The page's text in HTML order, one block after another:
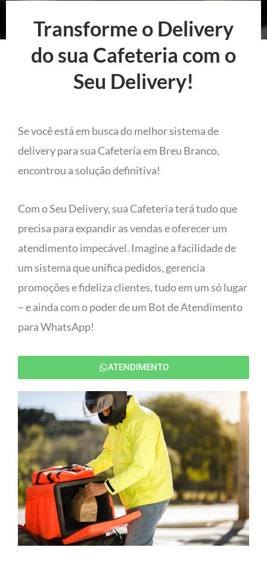
Transforme o Delivery
do sua Cafeteria com o
Seu Delivery!
Se você está em busca do melhor sistema de
delivery para sua Cafeteria em Breu Branco,
encontrou a solução definitiva!
Com o Seu Delivery, sua Cafeteria terá tudo que
precisa para expandir as vendas e oferecer um
atendimento impecável. Imagine a facilidade de
um sistema que unifica pedidos, gerencia
promoções e fideliza clientes, tudo em um só lugar
– e ainda com o poder de um Bot de Atendimento
para WhatsApp!
ATENDIMENTO